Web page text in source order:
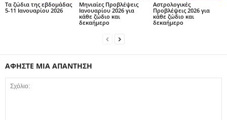
Τα ζώδια της εβδομάδας
5-11 Ιανουαρίου 2026
Μηνιαίες Προβλέψεις
Ιανουαρίου 2026 για
κάθε ζώδιο και
δεκαήμερο
Αστρολογικές
Προβλέψεις 2026 για
κάθε ζώδιο και
δεκαήμερο
ΑΦΗΣΤΕ ΜΙΑ ΑΠΑΝΤΗΣΗ